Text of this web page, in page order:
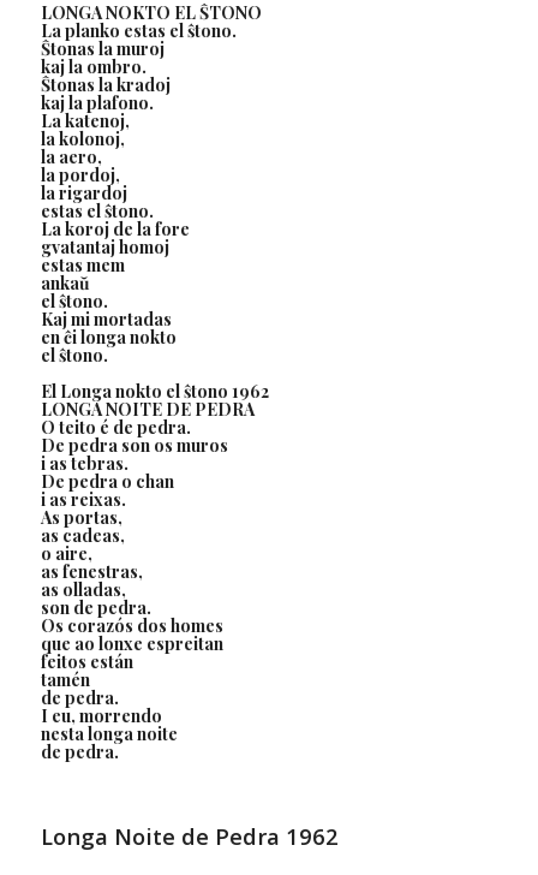
LONGA NOKTO EL ŜTONO
La planko estas el ŝtono.
Ŝtonas la muroj
kaj la ombro.
Ŝtonas la kradoj
kaj la plafono.
La katenoj,
la kolonoj,
la aero,
la pordoj,
la rigardoj
estas el ŝtono.
La koroj de la fore
gvatantaj homoj
estas mem
ankaŭ
el ŝtono.
Kaj mi mortadas
en ĉi longa nokto
el ŝtono.
El Longa nokto el ŝtono 1962
LONGA NOITE DE PEDRA
O teito é de pedra.
De pedra son os muros
i as tebras.
De pedra o chan
i as reixas.
As portas,
as cadeas,
o aire,
as fenestras,
as olladas,
son de pedra.
Os corazós dos homes
que ao lonxe espreitan
feitos están
tamén
de pedra.
I eu, morrendo
nesta longa noite
de pedra.
Longa Noite de Pedra 1962